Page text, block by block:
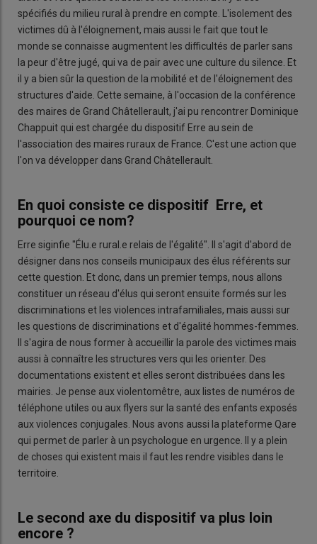
spécifiés du milieu rural à prendre en compte. L'isolement des
victimes dû à l'éloignement, mais aussi le fait que tout le
monde se connaisse augmentent les difficultés de parler sans
la peur d'être jugé, qui va de pair avec une culture du silence. Et
il y a bien sûr la question de la mobilité et de l'éloignement des
structures d'aide. Cette semaine, à l'occasion de la conférence
des maires de Grand Châtellerault, j'ai pu rencontrer Dominique
Chappuit qui est chargée du dispositif Erre au sein de
l'association des maires ruraux de France. C'est une action que
l'on va développer dans Grand Châtellerault.
En quoi consiste ce dispositif Erre, et
pourquoi ce nom?
Erre siginfie "Élu.e rural.e relais de l'égalité". Il s'agit d'abord de
désigner dans nos conseils municipaux des élus référents sur
cette question. Et donc, dans un premier temps, nous allons
constituer un réseau d'élus qui seront ensuite formés sur les
discriminations et les violences intrafamiliales, mais aussi sur
les questions de discriminations et d'égalité hommes-femmes.
Il s'agira de nous former à accueillir la parole des victimes mais
aussi à connaître les structures vers qui les orienter. Des
documentations existent et elles seront distribuées dans les
mairies. Je pense aux violentomêtre, aux listes de numéros de
téléphone utiles ou aux flyers sur la santé des enfants exposés
aux violences conjugales. Nous avons aussi la plateforme Qare
qui permet de parler à un psychologue en urgence. Il y a plein
de choses qui existent mais il faut les rendre visibles dans le
territoire.
Le second axe du dispositif va plus loin
encore ?